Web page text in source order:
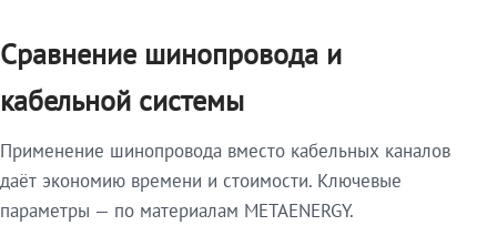
Сравнение шинопровода и
кабельной системы
Применение шинопровода вместо кабельных каналов
даёт экономию времени и стоимости. Ключевые
параметры — по материалам METAENERGY.